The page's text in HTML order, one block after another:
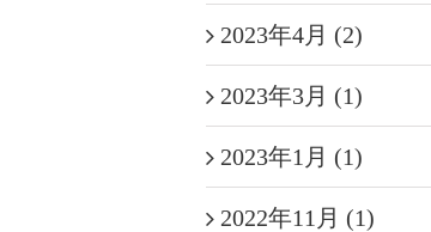
2023年4月 (2)
2023年3月 (1)
2023年1月 (1)
2022年11月 (1)